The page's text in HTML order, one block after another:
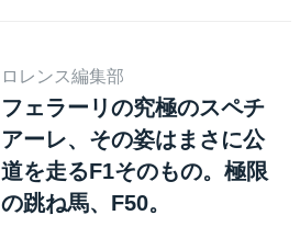
で、注意とコソ練が必要で
す。 ...
周年記念のスペチアーレ。予
想を裏切り、フェラーリ創始
者の名前である、エンツォの
名が与えられました。 外側斜
め前方に持ち上がるバタフラ
ロレンス編集部
フェラーリの究極のスペチ
アーレ、その姿はまさに公
道を走るF1そのもの。極限
の跳ね馬、F50。